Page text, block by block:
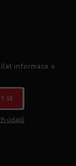
informace o
SE
údajů